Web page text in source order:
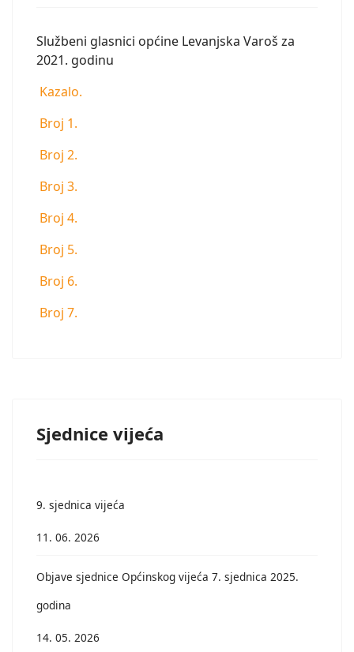
Službeni glasnici općine Levanjska Varoš za
2021. godinu
Kazalo.
Broj 1.
Broj 2.
Broj 3.
Broj 4.
Broj 5.
Broj 6.
Broj 7.
Sjednice vijeća
9. sjednica vijeća
11. 06. 2026
Objave sjednice Općinskog vijeća 7. sjednica 2025.
godina
14. 05. 2026